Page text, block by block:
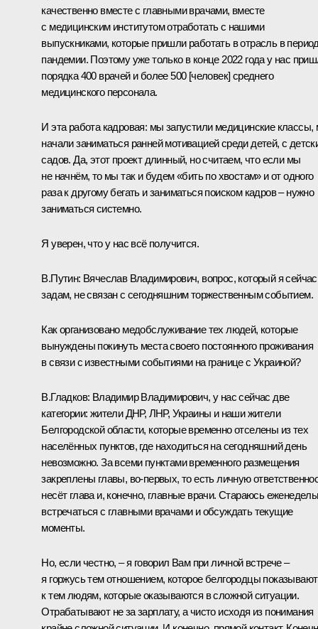
качественно вместе с главными врачами, вместе
с медицинским институтом отработать с нашими
выпускниками, которые пришли работать в отрасль в
пандемии. Поэтому уже только в конце 2022 года у нас
порядка 400 врачей и более 500 [человек] среднего
медицинского персонала.
И эта работа кадровая: мы запустили медицинские
начали заниматься ранней мотивацией среди детей, с
садов. Да, этот проект длинный, но считаем, что если мы
не начнём, то мы так и будем «бить по хвостам» и от одного
раза к другому бегать и заниматься поиском кадров – нужно
заниматься системно.
Я уверен, что у нас всё получится.
В.Путин: Вячеслав Владимирович, вопрос, который я сейчас
задам, не связан с сегодняшним торжественным событием.
Как организовано медобслуживание тех людей, которые
вынуждены покинуть места своего постоянного проживания
в связи с известными событиями на границе с Украиной?
В.Гладков: Владимир Владимирович, у нас сейчас две
категории: жители ДНР, ЛНР, Украины и наши жители
Белгородской области, которые временно отселены из тех
населённых пунктов, где находиться на сегодняшний день
невозможно. За всеми пунктами временного размещения
закреплены главы, во-первых, то есть личную
несёт глава и, конечно, главные врачи. Стараюсь
встречаться с главными врачами и обсуждать текущие
моменты.
Но, если честно, – я говорил Вам при личной встрече –
я горжусь тем отношением, которое белгородцы показывают
к тем людям, которые оказываются в сложной ситуации.
Отрабатывают не за зарплату, а чисто исходя из понимания